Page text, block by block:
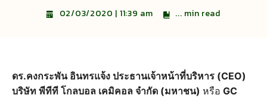
02/03/2020 | 11:39 am ... min read
ดร.คงกระพัน อินทรแจ้ง ประธานเจ้าหน้าที่บริหาร (CEO)
บริษัท พีทีที โกลบอล เคมิคอล จำกัด (มหาชน) หรือ GC